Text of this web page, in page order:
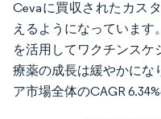
Cevaに買収されたカス
えるようになっていま
を活用してワクチンス
療薬の成長は緩やかにな
ア市場全体のCAGR